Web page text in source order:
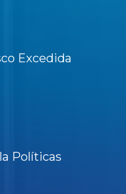
Excedida
Políticas